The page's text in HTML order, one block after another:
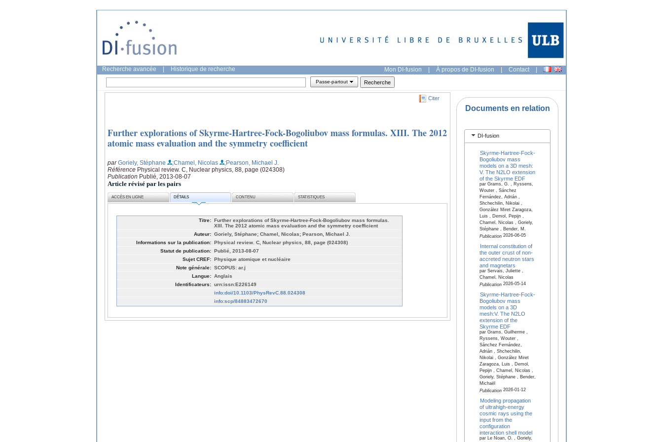
Recherche avancée Historique de recherche Mon DI-fusion | À propos de DI-fusion | Contact |
Passe-partout
Citer
Further explorations of Skyrme-Hartree-Fock-Bogoliubov mass formulas. XIII. The 2012
atomic mass evaluation and the symmetry coefficient
parGoriely, Stéphane ;Chamel, Nicolas
;Pearson, Michael J.
Référence Physical review. C, Nuclear physics, 88, page (024308)
Publication Publié, 2013-08-07
Article révisé par les pairs
ACCÈS EN LIGNE DÉTAILS CONTENU STATISTIQUES
Titre: Further explorations of Skyrme-Hartree-Fock-Bogoliubov mass formulas.
XIII. The 2012 atomic mass evaluation and the symmetry coefficient
Auteur: Goriely, Stéphane; Chamel, Nicolas; Pearson, Michael J.
Informations sur la publication: Physical review. C, Nuclear physics, 88, page (024308)
Statut de publication: Publié, 2013-08-07
Sujet CREF: Physique atomique et nucléaire
Note générale: SCOPUS: ar.j
Langue: Anglais
Identificateurs: urn:issn:E226149
info:doi/10.1103/PhysRevC.88.024308
info:scp/84883472670
Documents en relation
DI-fusion
Skyrme-Hartree-Fock-
Bogoliubov mass
models on a 3D mesh:
V. The N2LO extension
of the Skyrme EDF
par Grams, G. , Ryssens,
Wouter , Sánchez
Fernández, Adrián ,
Shchechilin, Nikolai ,
González Miret Zaragoza,
Luis , Demol, Pepijn ,
Chamel, Nicolas , Goriely,
Stéphane , Bender, M.
Publication2026-06-05
Internal constitution of
the outer crust of non-
accreted neutron stars
and magnetars
par Servais, Juliette ,
Chamel, Nicolas
Publication2026-05-14
Skyrme-Hartree-Fock-
Bogoliubov mass
models on a 3D
mesh:V. The N2LO
extension of the
Skyrme EDF
par Grams, Guilherme ,
Ryssens, Wouter ,
Sánchez Fernández,
Adrián , Shchechilin,
Nikolai , González Miret
Zaragoza, Luis , Demol,
Pepijn , Chamel, Nicolas ,
Goriely, Stéphane , Bender,
Michaël
Publication2026-01-12
Modeling propagation
of ultrahigh-energy
cosmic rays using the
input from the
configuration
interaction shell model
par Le Noan, O. , Goriely,